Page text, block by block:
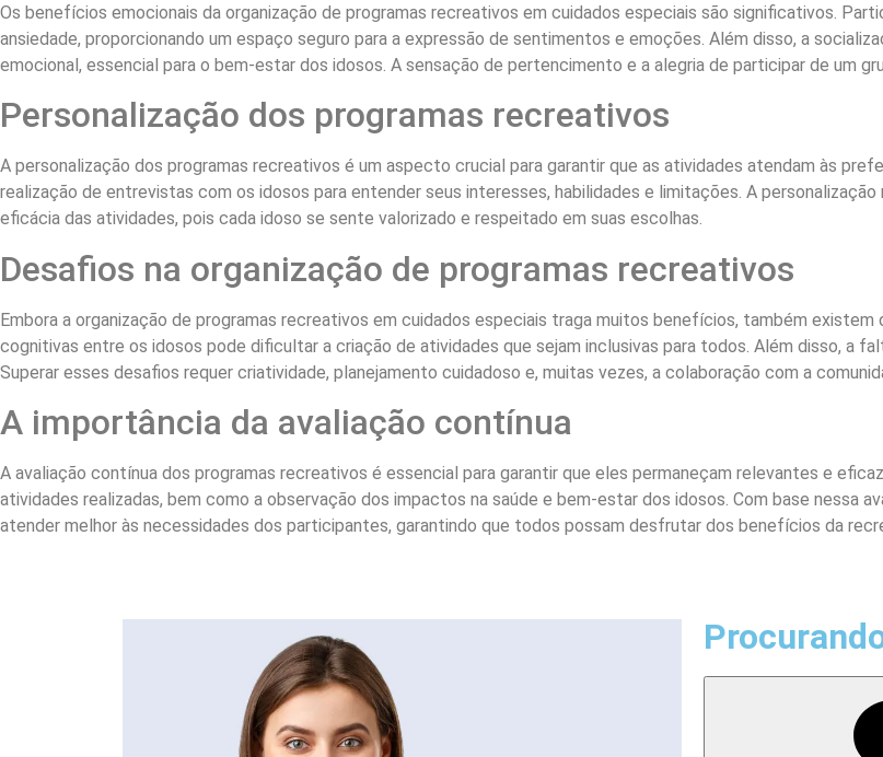
Os benefícios emocionais da organização de programas recreativos em cuidados especiais são significativos.
ansiedade, proporcionando um espaço seguro para a expressão de sentimentos e emoções. Além disso, a
emocional, essencial para o bem-estar dos idosos. A sensação de pertencimento e a alegria de participar de um
Personalização dos programas recreativos
A personalização dos programas recreativos é um aspecto crucial para garantir que as atividades atendam às
realização de entrevistas com os idosos para entender seus interesses, habilidades e limitações. A
eficácia das atividades, pois cada idoso se sente valorizado e respeitado em suas escolhas.
Desafios na organização de programas recreativos
Embora a organização de programas recreativos em cuidados especiais traga muitos benefícios, também
cognitivas entre os idosos pode dificultar a criação de atividades que sejam inclusivas para todos. Além disso, a
Superar esses desafios requer criatividade, planejamento cuidadoso e, muitas vezes, a colaboração com a
A importância da avaliação contínua
A avaliação contínua dos programas recreativos é essencial para garantir que eles permaneçam relevantes e
atividades realizadas, bem como a observação dos impactos na saúde e bem-estar dos idosos. Com base nessa
atender melhor às necessidades dos participantes, garantindo que todos possam desfrutar dos benefícios da